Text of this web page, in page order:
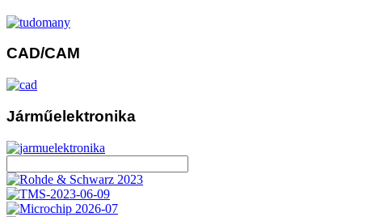
CAD/CAM
Járműelektronika